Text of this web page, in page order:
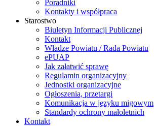
Poradniki
Kontakty i współpraca
Starostwo
Biuletyn Informacji Publicznej
Kontakt
Władze Powiatu / Rada Powiatu
ePUAP
Jak załatwić sprawę
Regulamin organizacyjny
Jednostki organizacyjne
Ogłoszenia, przetargi
Komunikacja w języku migowym
Standardy ochrony małoletnich
Kontakt